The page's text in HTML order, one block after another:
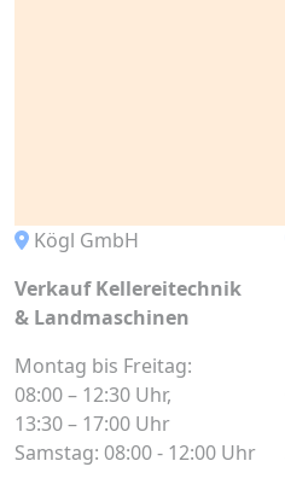
Kögl GmbH
Verkauf Kellereitechnik
& Landmaschinen
Montag bis Freitag:
08:00 – 12:30 Uhr,
13:30 – 17:00 Uhr
Samstag: 08:00 - 12:00 Uhr